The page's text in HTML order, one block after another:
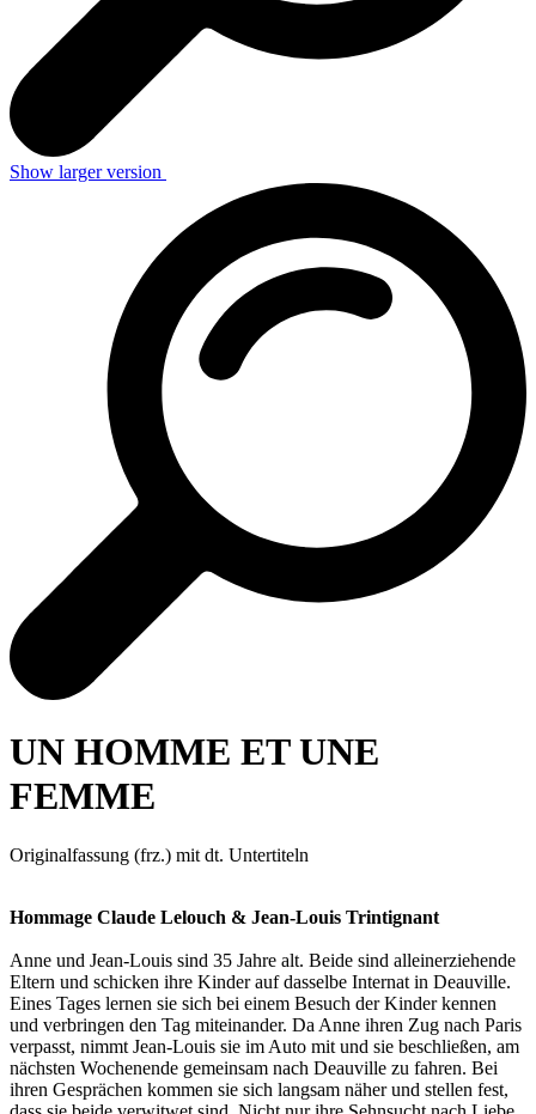
Show larger version
UN HOMME ET UNE
FEMME
Originalfassung (frz.) mit dt. Untertiteln
Hommage Claude Lelouch & Jean-Louis Trintignant
Anne und Jean-Louis sind 35 Jahre alt. Beide sind alleinerziehende
Eltern und schicken ihre Kinder auf dasselbe Internat in Deauville.
Eines Tages lernen sie sich bei einem Besuch der Kinder kennen
und verbringen den Tag miteinander. Da Anne ihren Zug nach Paris
verpasst, nimmt Jean-Louis sie im Auto mit und sie beschließen, am
nächsten Wochenende gemeinsam nach Deauville zu fahren. Bei
ihren Gesprächen kommen sie sich langsam näher und stellen fest,